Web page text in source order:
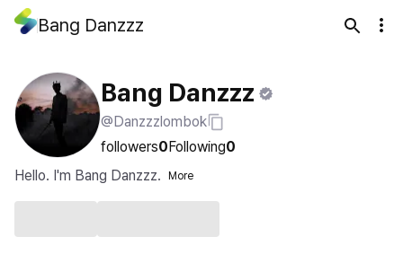
Bang Danzzz
Bang Danzzz
@Danzzzlombok
followers0Following0
Hello. I'm Bang Danzzz.
More